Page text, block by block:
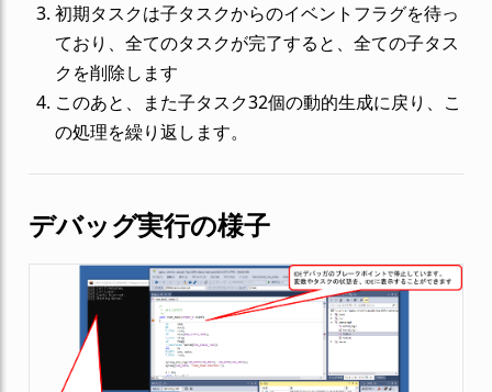
初期タスクは子タスクからのイベントフラグを待っ
ており、全てのタスクが完了すると、全ての子タス
クを削除します
このあと、また子タスク32個の動的生成に戻り、こ
の処理を繰り返します。
デバッグ実行の様子